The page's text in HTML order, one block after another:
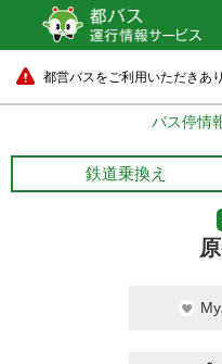
都営バスをご利用いただきあ
バス停情
鉄道乗換え